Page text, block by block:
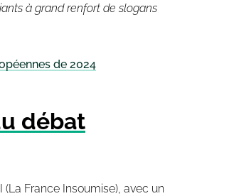
à grand renfort de slogans
de 2024
débat
France Insoumise), avec un